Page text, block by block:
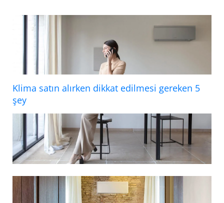
Klima satın alırken dikkat edilmesi gereken 5
şey